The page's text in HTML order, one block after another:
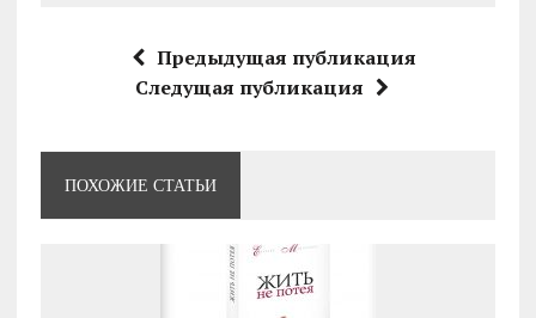
Предыдущая публикация
Следущая публикация
ПОХОЖИЕ СТАТЬИ